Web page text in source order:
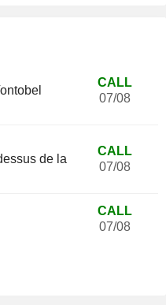
CALL
07/08
de la
CALL
07/08
CALL
07/08